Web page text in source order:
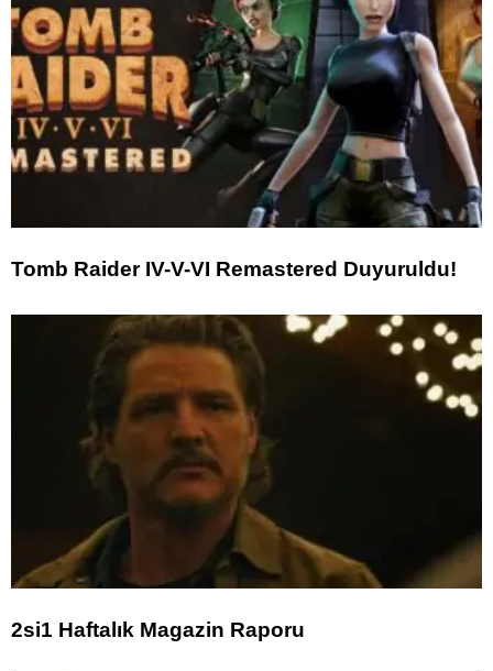
Tomb Raider IV-V-VI Remastered Duyuruldu!
2si1 Haftalık Magazin Raporu